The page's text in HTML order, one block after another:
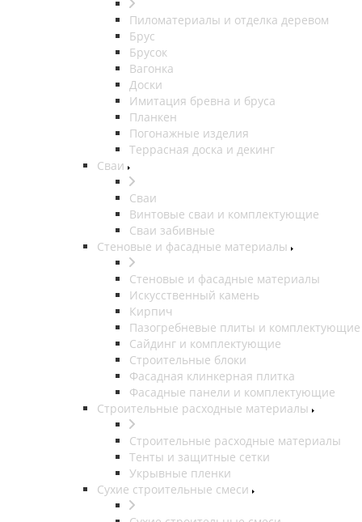
Пиломатериалы и отделка деревом
Брус
Брусок
Вагонка
Доски
Имитация бревна и бруса
Планкен
Погонажные изделия
Террасная доска и декинг
Сваи
Сваи
Винтовые сваи и комплектующие
Сваи забивные
Стеновые и фасадные материалы
Стеновые и фасадные материалы
Искусственный камень
Кирпич
Пазогребневые плиты и комплектующие
Сайдинг и комплектующие
Строительные блоки
Фасадная клинкерная плитка
Фасадные панели и комплектующие
Строительные расходные материалы
Строительные расходные материалы
Тенты и защитные сетки
Укрывные пленки
Сухие строительные смеси